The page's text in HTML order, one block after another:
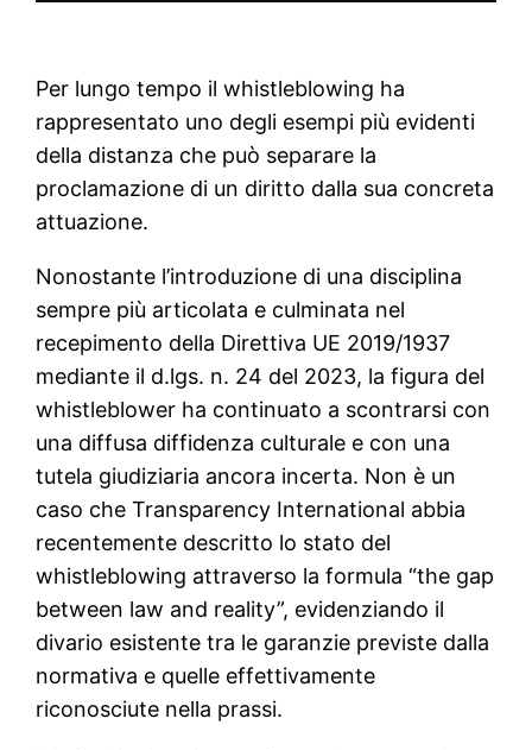
Per lungo tempo il whistleblowing ha
rappresentato uno degli esempi più evidenti
della distanza che può separare la
proclamazione di un diritto dalla sua concreta
attuazione.
Nonostante l’introduzione di una disciplina
sempre più articolata e culminata nel
recepimento della Direttiva UE 2019/1937
mediante il d.lgs. n. 24 del 2023, la figura del
whistleblower ha continuato a scontrarsi con
una diffusa diffidenza culturale e con una
tutela giudiziaria ancora incerta. Non è un
caso che Transparency International abbia
recentemente descritto lo stato del
whistleblowing attraverso la formula “the gap
between law and reality”, evidenziando il
divario esistente tra le garanzie previste dalla
normativa e quelle effettivamente
riconosciute nella prassi.